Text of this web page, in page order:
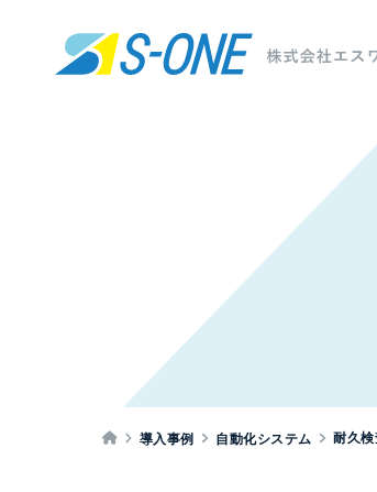
導入事例 自動化システム 耐久